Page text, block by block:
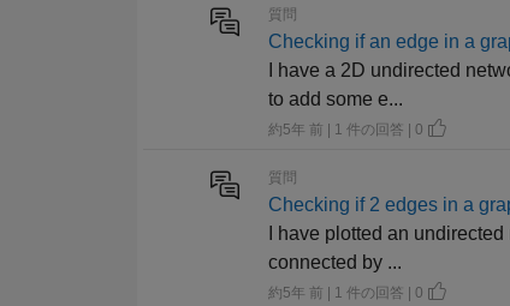
質問
Checking if an edge in a
I have a 2D undirected
to add some e...
約5年 前 | 1 件の回答 | 0
質問
Checking if 2 edges in a
I have plotted an
connected by ...
約5年 前 | 1 件の回答 | 0